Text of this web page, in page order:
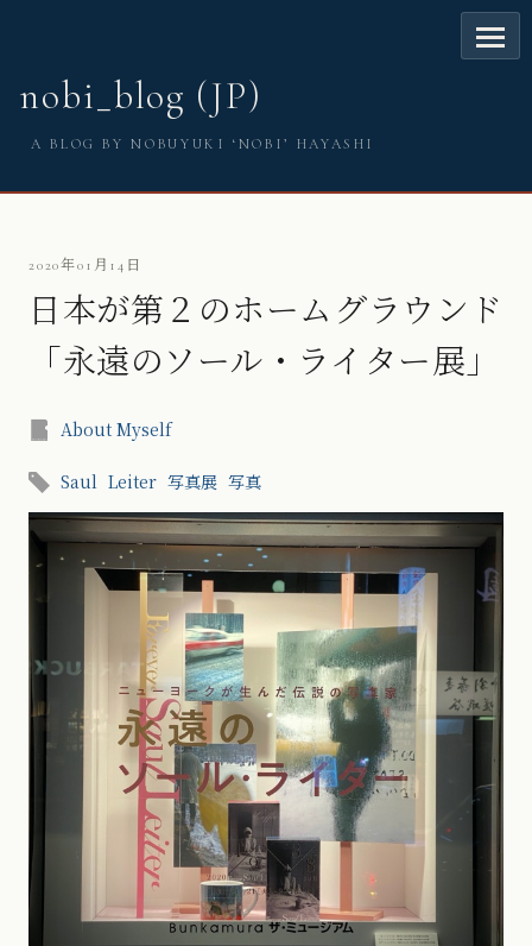
nobi_blog (JP)
A BLOG BY NOBUYUKI ‘NOBI’ HAYASHI
2020年01月14日
日本が第２のホームグラウンド
「永遠のソール・ライター展」
About Myself
Saul Leiter 写真展 写真